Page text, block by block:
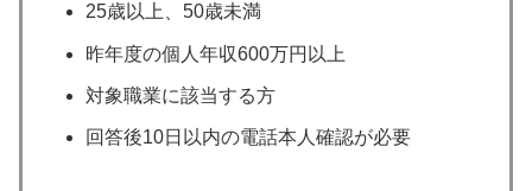
25歳以上、50歳未満
昨年度の個人年収600万円以上
対象職業に該当する方
回答後10日以内の電話本人確認が必要